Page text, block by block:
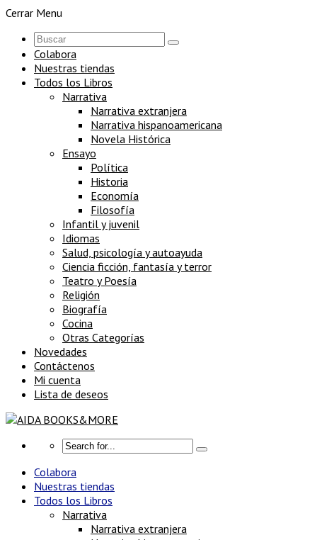
Cerrar Menu
Colabora
Nuestras tiendas
Todos los Libros
Narrativa
Narrativa extranjera
Narrativa hispanoamericana
Novela Histórica
Ensayo
Política
Historia
Economía
Filosofía
Infantil y juvenil
Idiomas
Salud, psicología y autoayuda
Ciencia ficción, fantasía y terror
Teatro y Poesía
Religión
Biografía
Cocina
Otras Categorías
Novedades
Contáctenos
Mi cuenta
Lista de deseos
Colabora
Nuestras tiendas
Todos los Libros
Narrativa
Narrativa extranjera